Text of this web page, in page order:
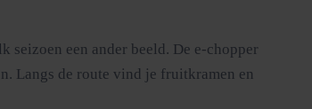
seizoen een ander beeld. De e-chopper
Langs de route vind je fruitkramen en